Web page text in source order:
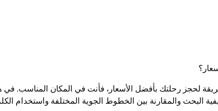
لحجز رحلتك بأفضل الأسعار، فأنت في المكان المناسب. في
البحث والمقارنة بين الخطوط الجوية المختلفة واستخدام